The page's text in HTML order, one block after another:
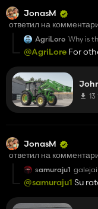
JonasM
ответил на
AgriLore Why is
@AgriLore For
13
JonasM
ответил на
samuraju1 galejai
kaip
@samuraju1 Su
reikės